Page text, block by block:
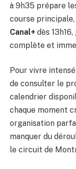
à 9h35 prépare
course
Canal+ dès
complète et
Pour vivre
de consulter le
calendrier
chaque moment
organisation
manquer du
le circuit de